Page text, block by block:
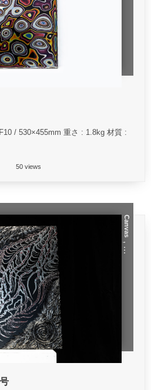
/ 530×455mm 重さ : 1.8kg 材質 :
50 views
Canvas
, …